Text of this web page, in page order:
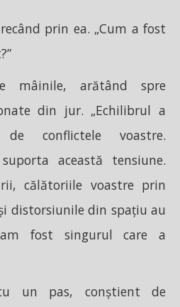
prin ea. „Cum a fost
mâinile, arătând spre
din jur. „Echilibrul a
conflictele voastre.
această tensiune.
călătoriile voastre prin
distorsiunile din spațiu au
fost singurul care a
un pas, conștient de